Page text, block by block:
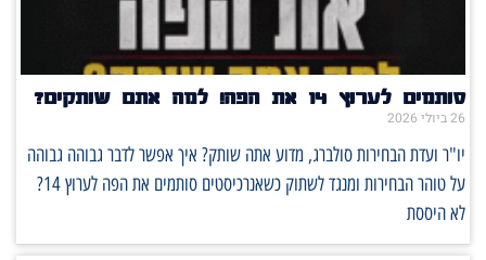
סותמים לערוץ 14 את הפה! למה אתם שותקים?
26 ביולי 2026
יו"ר ועדת הבחירות סולברג, מדוע אתה שותק? איך אפשר לדבר גבוהה גבוהה
על טוהר הבחירות ומנגד לשתוק כשאנרכיסטים סותמים את הפה לערוץ 14?
לא היססת